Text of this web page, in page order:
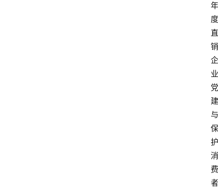
年
度
直
销
企
业
党
建
与
保
护
消
费
者